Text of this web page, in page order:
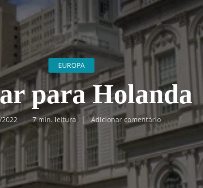
EUROPA
para Holanda
7 min. leitura Adicionar comentário